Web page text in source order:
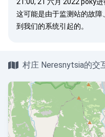
这可能是由于监测站的故
到我们的系统引起的。
村庄 Neresnytsia的交